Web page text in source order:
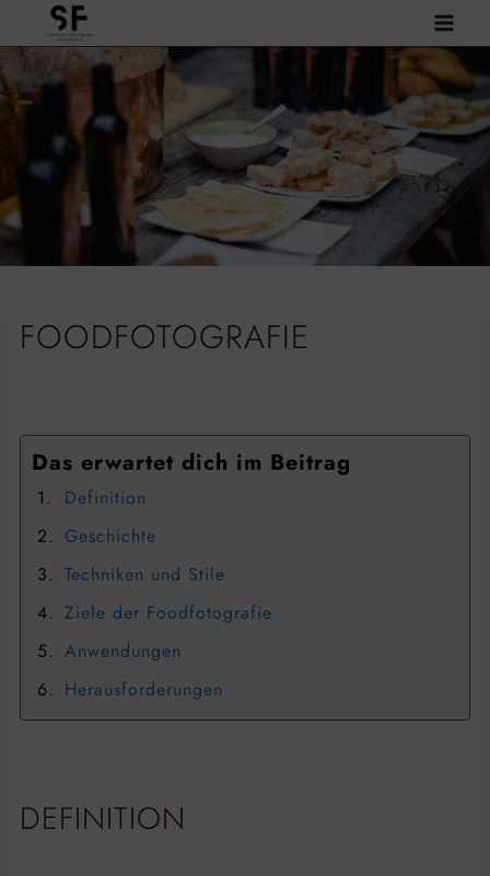
Inhalt
springen
FOODFOTOGRAFIE
Das erwartet dich im Beitrag
Definition
Geschichte
Techniken und Stile
Ziele der Foodfotografie
Anwendungen
Herausforderungen
DEFINITION